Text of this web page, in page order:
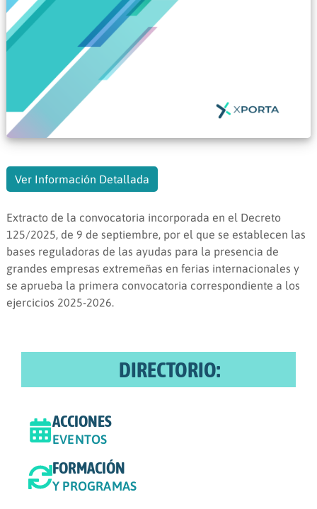
Ver Información Detallada
Extracto de la convocatoria incorporada en el Decreto
125/2025, de 9 de septiembre, por el que se establecen las
bases reguladoras de las ayudas para la presencia de
grandes empresas extremeñas en ferias internacionales y
se aprueba la primera convocatoria correspondiente a los
ejercicios 2025-2026.
DIRECTORIO:
ACCIONES
EVENTOS
FORMACIÓN
Y PROGRAMAS